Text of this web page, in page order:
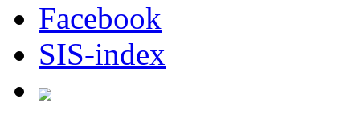
Facebook
SIS-index